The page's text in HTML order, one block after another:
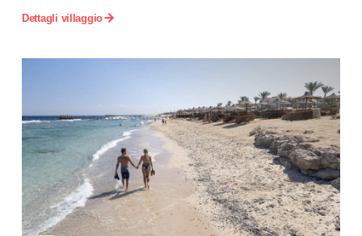
Dettagli villaggio